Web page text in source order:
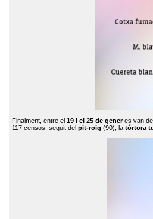
Finalment, entre el 19 i el 25 de generes van
117 censos, seguit del pit-roig (90), la tórtora